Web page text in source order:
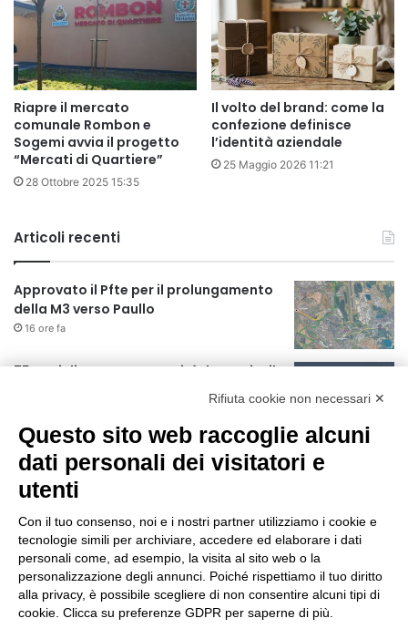
Riapre il mercato
comunale Rombon e
Sogemi avvia il progetto
“Mercati di Quartiere”
28 Ottobre 2025 15:35
Il volto del brand: come la
confezione definisce
l’identità aziendale
25 Maggio 2026 11:21
Articoli recenti
Approvato il Pfte per il prolungamento
della M3 verso Paullo
16 ore fa
75 anni di INFN. La comunità, la storia, il
16 ore fa
Milano Aiuta Estate, 1600 prestazioni di
assistenza attivate
18 ore fa
Il potenziale invisibile: come la
curiosità guida l’evoluzione umana
1 giorno fa
Milano tra tradizione e mutamento: il
Rifiuta cookie non necessari ✕
Questo sito web raccoglie alcuni
dati personali dei visitatori e
utenti
Con il tuo consenso, noi e i nostri partner utilizziamo i cookie e
tecnologie simili per archiviare, accedere ed elaborare i dati
personali come, ad esempio, la visita al sito web o la
personalizzazione degli annunci. Poiché rispettiamo il tuo diritto
alla privacy, è possibile scegliere di non consentire alcuni tipi di
cookie. Clicca su preferenze GDPR per saperne di più.